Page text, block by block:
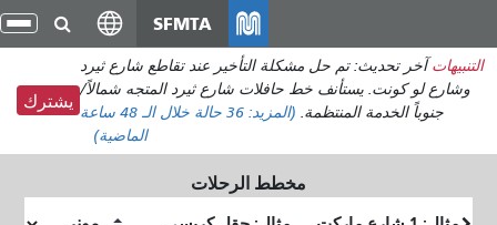
انتقل
إلى
المحتوى
الرئيسي
SFMTA
التنبيهات آخر تحديث: تم حل مشكلة التأخير عند تقاطع شارع ثيرد
وشارع لو كونت. يستأنف خط حافلات شارع ثيرد المتجه شمالاً/
جنوباً الخدمة المنتظمة. (المزيد: 36 حالة
خلال الـ 48 ساعة
الماضية)
يشترك
مخطط الرحلات